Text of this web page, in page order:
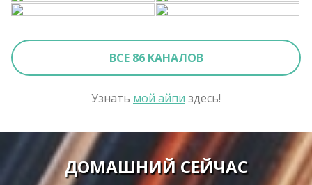
ВСЕ 86 КАНАЛОВ
Узнать мой айпи здесь!
ДОМАШНИЙ СЕЙЧАС